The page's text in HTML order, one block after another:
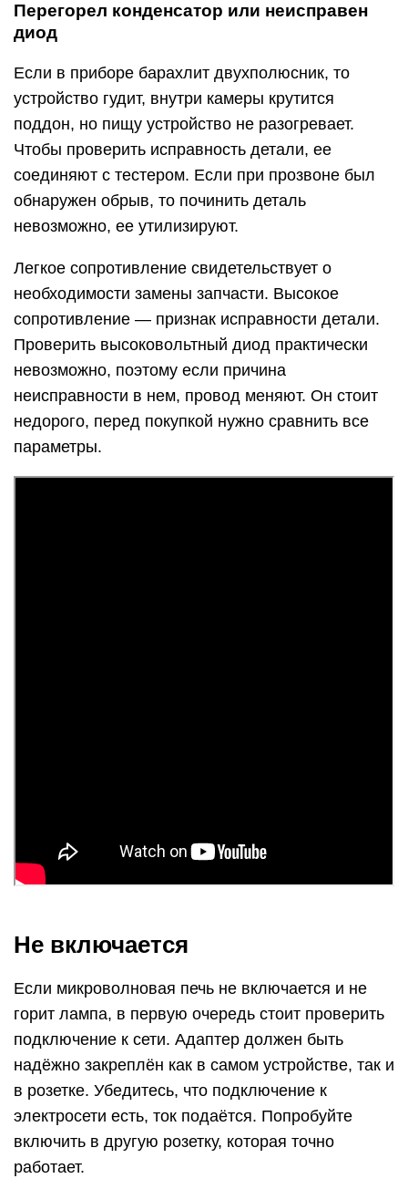
Перегорел конденсатор или неисправен
диод
Если в приборе барахлит двухполюсник, то
устройство гудит, внутри камеры крутится
поддон, но пищу устройство не разогревает.
Чтобы проверить исправность детали, ее
соединяют с тестером. Если при прозвоне был
обнаружен обрыв, то починить деталь
невозможно, ее утилизируют.
Легкое сопротивление свидетельствует о
необходимости замены запчасти. Высокое
сопротивление — признак исправности детали.
Проверить высоковольтный диод практически
невозможно, поэтому если причина
неисправности в нем, провод меняют. Он стоит
недорого, перед покупкой нужно сравнить все
параметры.
Не включается
Если микроволновая печь не включается и не
горит лампа, в первую очередь стоит проверить
подключение к сети. Адаптер должен быть
надёжно закреплён как в самом устройстве, так и
в розетке. Убедитесь, что подключение к
электросети есть, ток подаётся. Попробуйте
включить в другую розетку, которая точно
работает.